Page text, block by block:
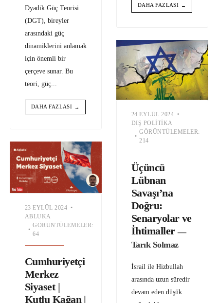
DAHA FAZLASI →
Dyadik Güç Teorisi
(DGT), bireyler
arasındaki güç
dinamiklerini anlamak
için önemli bir
çerçeve sunar. Bu
teori, güç
DAHA FAZLASI →
24 EYLÜL 2024 •
DIŞ POLITIKA
•
GÖRÜNTÜLEMELER:
214
Üçüncü
Lübnan
Savaşı’na
Doğru:
Senaryolar ve
İhtimaller —
Tarık Solmaz
İsrail ile Hizbullah
arasında uzun süredir
devam eden düşük
23 EYLÜL 2024 •
ABLUKA
•
GÖRÜNTÜLEMELER:
64
Cumhuriyetçi
Merkez
Siyaset |
Kutlu Kağan |